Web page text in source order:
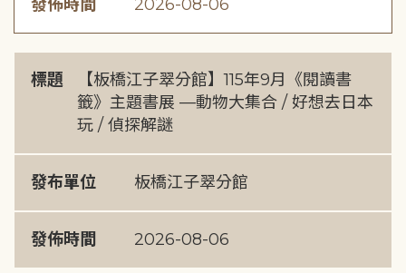
發佈時間 2026-08-06
標題
【板橋江子翠分館】115年9月《閱讀書
籤》主題書展 —動物大集合 / 好想去日本
玩 / 偵探解謎
發布單位 板橋江子翠分館
發佈時間 2026-08-06